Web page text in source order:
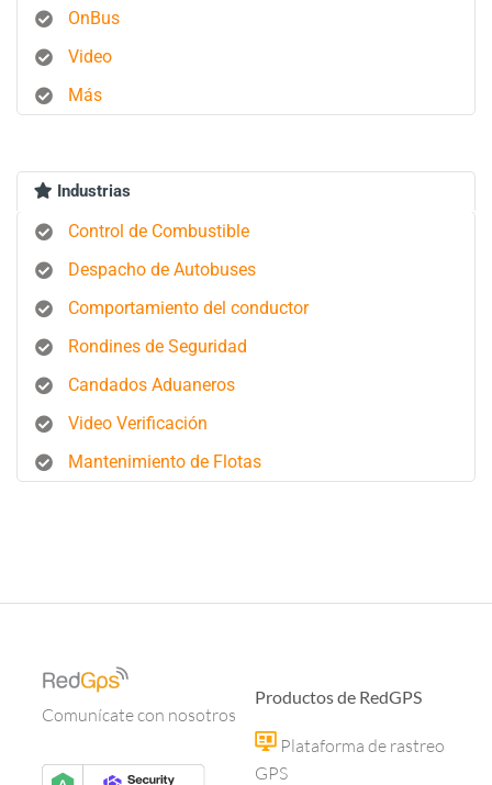
OnBus
Video
Más
Industrias
Control de Combustible
Despacho de Autobuses
Comportamiento del conductor
Rondines de Seguridad
Candados Aduaneros
Video Verificación
Mantenimiento de Flotas
Comunícate con nosotros
Productos de RedGPS
Plataforma de rastreo
GPS